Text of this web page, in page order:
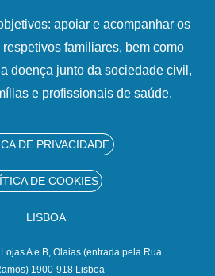
apoiar e acompanhar os
familiares, bem como
doença junto da sociedade civil,
e profissionais de saúde.
DE PRIVACIDADE
DE COOKIES
LISBOA
A e B, Olaias (entrada pela Rua
1900-918 Lisboa